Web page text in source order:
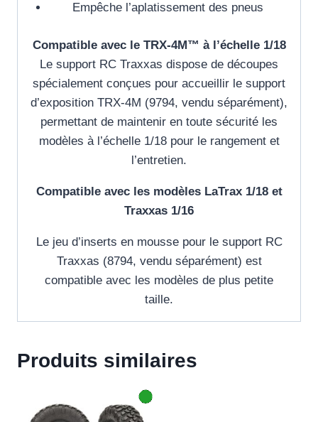
Empêche l’aplatissement des pneus
Compatible avec le TRX-4M™ à l’échelle 1/18
Le support RC Traxxas dispose de découpes
spécialement conçues pour accueillir le support
d’exposition TRX-4M (9794, vendu séparément),
permettant de maintenir en toute sécurité les
modèles à l’échelle 1/18 pour le rangement et
l’entretien.
Compatible avec les modèles LaTrax 1/18 et
Traxxas 1/16
Le jeu d’inserts en mousse pour le support RC
Traxxas (8794, vendu séparément) est
compatible avec les modèles de plus petite
taille.
Produits similaires